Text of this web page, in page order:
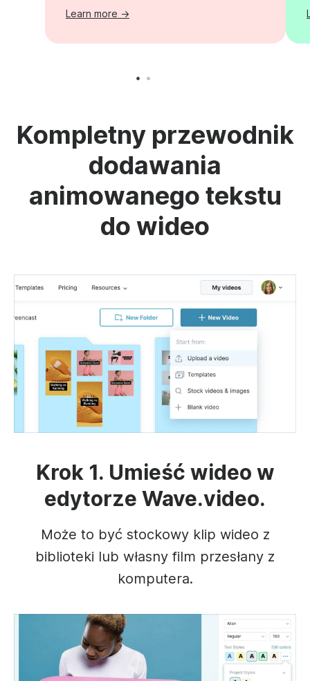
Learn more →
Kompletny przewodnik
dodawania
animowanego tekstu
do wideo
Krok 1. Umieść wideo w
edytorze Wave.video.
Może to być stockowy klip wideo z
biblioteki lub własny film przesłany z
komputera.